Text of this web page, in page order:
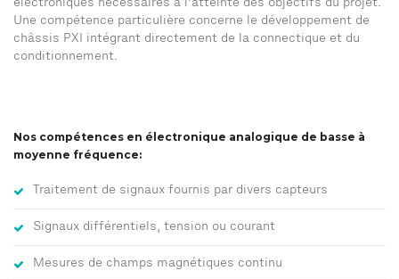
électroniques nécessaires à l'atteinte des objectifs du projet.
Une compétence particulière concerne le développement de
châssis PXI intégrant directement de la connectique et du
conditionnement.
Nos compétences en électronique analogique de basse à
moyenne fréquence:
Traitement de signaux fournis par divers capteurs
Signaux différentiels, tension ou courant
Mesures de champs magnétiques continu